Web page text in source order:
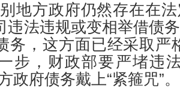
地方政府仍然存在在
违法违规或变相举借债
务，这方面已经采取严
步，财政部要严堵违
政府债务戴上“紧箍咒”。